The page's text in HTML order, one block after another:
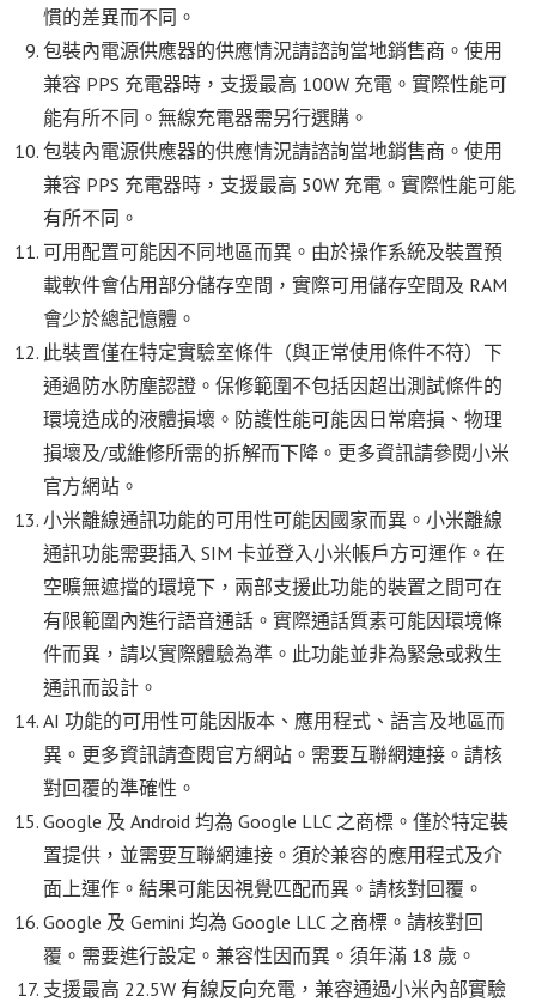
慣的差異而不同。
包裝內電源供應器的供應情況請諮詢當地銷售商。使用
兼容 PPS 充電器時，支援最高 100W 充電。實際性能可
能有所不同。無線充電器需另行選購。
包裝內電源供應器的供應情況請諮詢當地銷售商。使用
兼容 PPS 充電器時，支援最高 50W 充電。實際性能可能
有所不同。
可用配置可能因不同地區而異。由於操作系統及裝置預
載軟件會佔用部分儲存空間，實際可用儲存空間及 RAM
會少於總記憶體。
此裝置僅在特定實驗室條件（與正常使用條件不符）下
通過防水防塵認證。保修範圍不包括因超出測試條件的
環境造成的液體損壞。防護性能可能因日常磨損、物理
損壞及/或維修所需的拆解而下降。更多資訊請參閱小米
官方網站。
小米離線通訊功能的可用性可能因國家而異。小米離線
通訊功能需要插入 SIM 卡並登入小米帳戶方可運作。在
空曠無遮擋的環境下，兩部支援此功能的裝置之間可在
有限範圍內進行語音通話。實際通話質素可能因環境條
件而異，請以實際體驗為準。此功能並非為緊急或救生
通訊而設計。
AI 功能的可用性可能因版本、應用程式、語言及地區而
異。更多資訊請查閱官方網站。需要互聯網連接。請核
對回覆的準確性。
Google 及 Android 均為 Google LLC 之商標。僅於特定裝
置提供，並需要互聯網連接。須於兼容的應用程式及介
面上運作。結果可能因視覺匹配而異。請核對回覆。
Google 及 Gemini 均為 Google LLC 之商標。請核對回
覆。需要進行設定。兼容性因而異。須年滿 18 歲。
支援最高 22.5W 有線反向充電，兼容通過小米內部實驗